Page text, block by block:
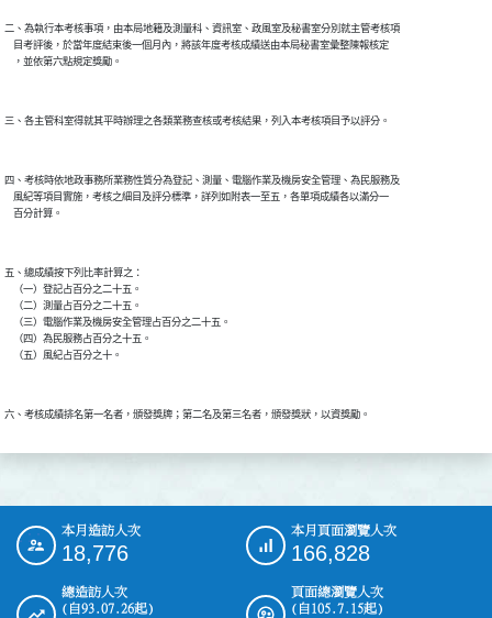
二、為執行本考核事項，由本局地籍及測量科、資訊室、政風室及秘書室分別就主管考核項
    目考評後，於當年度結束後一個月內，將該年度考核成績送由本局秘書室彙整陳報核定
四、考核時依地政事務所業務性質分為登記、測量、電腦作業及機房安全管理、為民服務及
    風紀等項目實施，考核之細目及評分標準，詳列如附表一至五，各單項成績各以滿分一
五、總成績按下列比率計算之：
    （一）登記占百分之二十五。
    （二）測量占百分之二十五。
    （三）電腦作業及機房安全管理占百分之二十五。
    （四）為民服務占百分之十五。
::: 本月造訪人次
18,776
本月頁面瀏覽人次
166,828
總造訪人次
(自93.07.26起)
頁面總瀏覽人次
(自105.7.15起)